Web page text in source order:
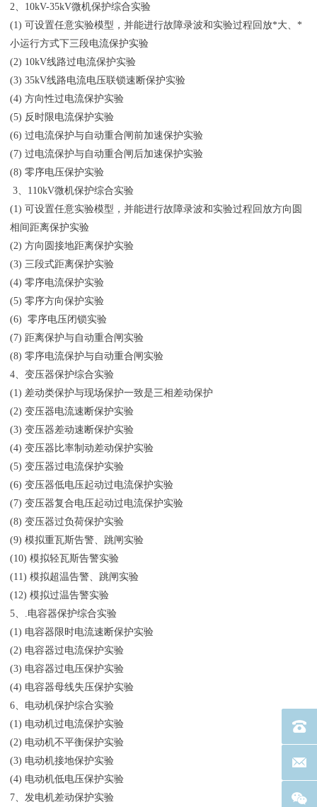
2、10kV-35kV微机保护综合实验
(1) 可设置任意实验模型，并能进行故障录波和实验过程回放*大、*
小运行方式下三段电流保护实验
(2) 10kV线路过电流保护实验
(3) 35kV线路电流电压联锁速断保护实验
(4) 方向性过电流保护实验
(5) 反时限电流保护实验
(6) 过电流保护与自动重合闸前加速保护实验
(7) 过电流保护与自动重合闸后加速保护实验
(8) 零序电压保护实验
3、110kV微机保护综合实验
(1) 可设置任意实验模型，并能进行故障录波和实验过程回放方向圆
相间距离保护实验
(2) 方向圆接地距离保护实验
(3) 三段式距离保护实验
(4) 零序电流保护实验
(5) 零序方向保护实验
(6) 零序电压闭锁实验
(7) 距离保护与自动重合闸实验
(8) 零序电流保护与自动重合闸实验
4、变压器保护综合实验
(1) 差动类保护与现场保护一致是三相差动保护
(2) 变压器电流速断保护实验
(3) 变压器差动速断保护实验
(4) 变压器比率制动差动保护实验
(5) 变压器过电流保护实验
(6) 变压器低电压起动过电流保护实验
(7) 变压器复合电压起动过电流保护实验
(8) 变压器过负荷保护实验
(9) 模拟重瓦斯告警、跳闸实验
(10) 模拟轻瓦斯告警实验
(11) 模拟超温告警、跳闸实验
(12) 模拟过温告警实验
5、.电容器保护综合实验
(1) 电容器限时电流速断保护实验
(2) 电容器过电流保护实验
(3) 电容器过电压保护实验
(4) 电容器母线失压保护实验
6、电动机保护综合实验
(1) 电动机过电流保护实验
(2) 电动机不平衡保护实验
(3) 电动机接地保护实验
(4) 电动机低电压保护实验
7、发电机差动保护实验
电话
联系